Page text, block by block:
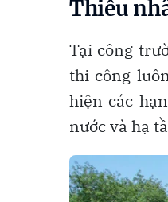
Thiếu
Tại công
thi công
hiện các
nước và hạ